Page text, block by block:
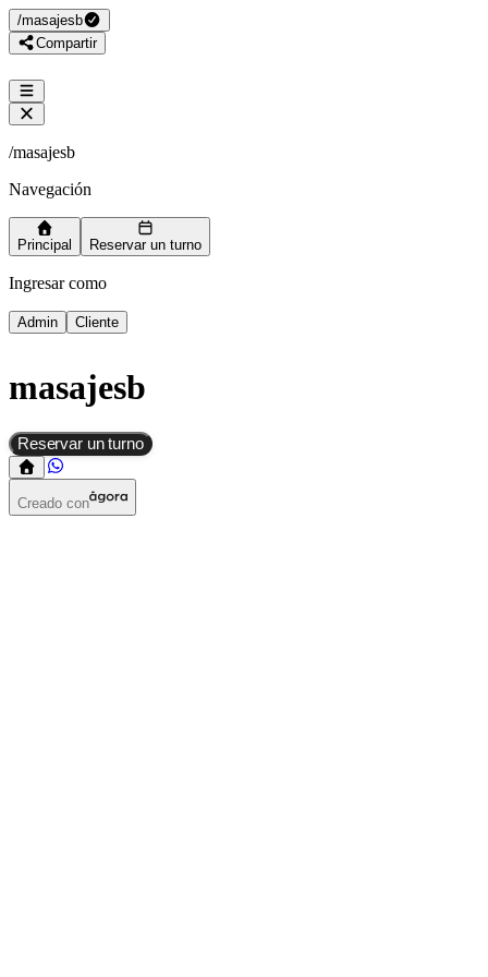
/masajesb
Compartir
/masajesb
Navegación
Principal Reservar un turno
Ingresar como
Admin Cliente
masajesb
Reservar un turno
Creado con